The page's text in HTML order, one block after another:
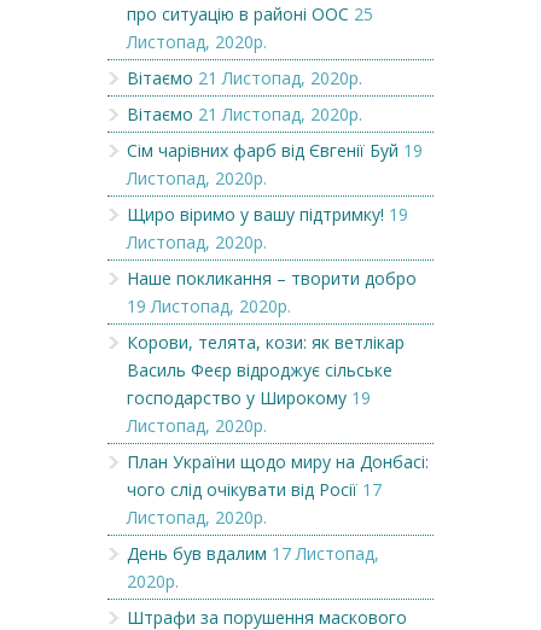
про ситуацію в районі ООС 25
Листопад, 2020р.
Вітаємо 21 Листопад, 2020р.
Вітаємо 21 Листопад, 2020р.
Сім чарівних фарб від Євгенії Буй 19
Листопад, 2020р.
Щиро віримо у вашу підтримку! 19
Листопад, 2020р.
Наше покликання – творити добро
19 Листопад, 2020р.
Корови, телята, кози: як ветлікар
Василь Феєр відроджує сільське
господарство у Широкому 19
Листопад, 2020р.
План України щодо миру на Донбасі:
чого слід очікувати від Росії 17
Листопад, 2020р.
День був вдалим 17 Листопад,
2020р.
Штрафи за порушення маскового